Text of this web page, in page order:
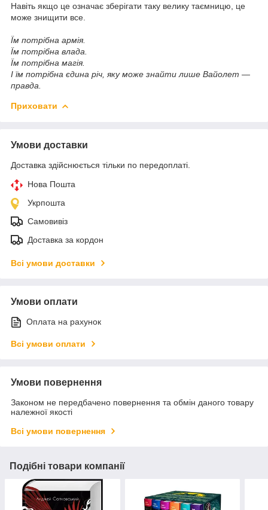
Навіть якщо це означає зберігати таку велику таємницю, це
може знищити все.
Їм потрібна армія.
Їм потрібна влада.
Їм потрібна магія.
І їм потрібна єдина річ, яку може знайти лише Вайолет —
правда.
Приховати
Умови доставки
Доставка здійснюється тільки по передоплаті.
Нова Пошта
Укрпошта
Самовивіз
Доставка за кордон
Всі умови доставки
Умови оплати
Оплата на рахунок
Всі умови оплати
Умови повернення
Законом не передбачено повернення та обмін даного товару
належної якості
Всі умови повернення
Подібні товари компанії